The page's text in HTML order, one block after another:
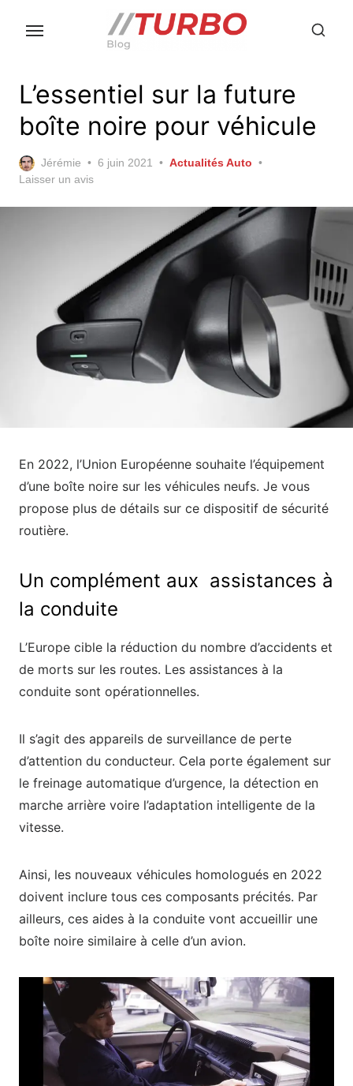
L’essentiel sur la future
boîte noire pour véhicule
Jérémie
Posted
6 juin 2021
Actualités Auto
Laisser un avis
En 2022, l’Union Européenne souhaite l’équipement
d’une boîte noire sur les véhicules neufs. Je vous
propose plus de détails sur ce dispositif de sécurité
routière.
Un complément aux assistances à
la conduite
L’Europe cible la réduction du nombre d’accidents et
de morts sur les routes. Les assistances à la
conduite sont opérationnelles.
Il s’agit des appareils de surveillance de perte
d’attention du conducteur. Cela porte également sur
le freinage automatique d’urgence, la détection en
marche arrière voire l’adaptation intelligente de la
vitesse.
Ainsi, les nouveaux véhicules homologués en 2022
doivent inclure tous ces composants précités. Par
ailleurs, ces aides à la conduite vont accueillir une
boîte noire similaire à celle d’un avion.